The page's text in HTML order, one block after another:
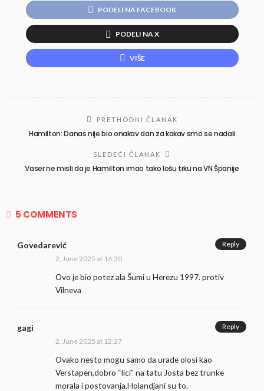
PODELI NA FACEBOOK
PODELI NA X
VIŠE
PRETHODNI ČLANAK
Hamilton: Danas nije bio onakav dan za kakav smo se nadali
SLEDEĆI ČLANAK
Vaser ne misli da je Hamilton imao tako lošu trku na VN Španije
5 COMMENTS
Govedarević
2, June 2025 at 16:20
Ovo je bio potez ala Šumi u Herezu 1997. protiv
Vilneva
Reply
gagi
2, June 2025 at 12:27
Ovako nesto mogu samo da urade olosi kao
Verstapen,dobro “lici” na tatu Josta bez trunke
morala i postovanja,Holandjani su to.
Reply